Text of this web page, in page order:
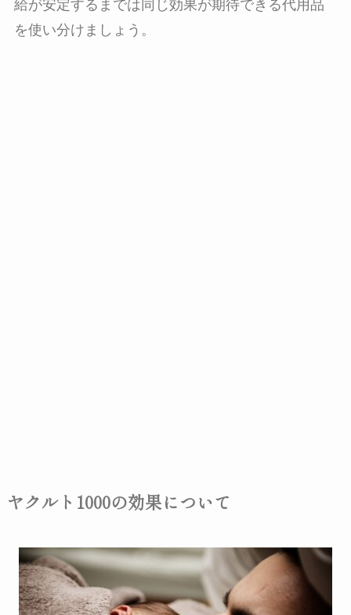
給が安定するまでは同じ効果が期待できる代用品
を使い分けましょう。
ヤクルト1000の効果について